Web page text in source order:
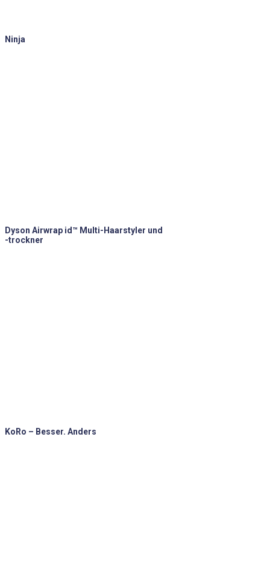
Ninja
Dyson Airwrap id™ Multi-Haarstyler und
-trockner
KoRo – Besser. Anders